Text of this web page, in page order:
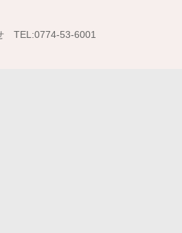
TEL:0774-53-6001